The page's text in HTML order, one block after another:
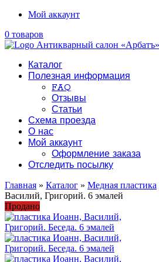
Мой аккаунт
0 товаров
Каталог
Полезная информация
FAQ
Отзывы
Статьи
Схема проезда
О нас
Мой аккаунт
Оформление заказа
Отследить посылку
Главная » Каталог » Медная пластика
Василий, Григорий. 6 эмалей
Продано